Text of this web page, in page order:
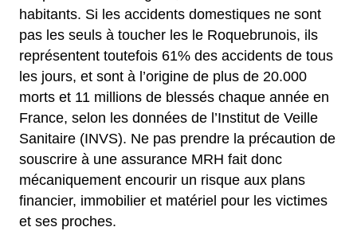
habitants. Si les accidents domestiques ne sont
pas les seuls à toucher les le Roquebrunois, ils
représentent toutefois 61% des accidents de tous
les jours, et sont à l’origine de plus de 20.000
morts et 11 millions de blessés chaque année en
France, selon les données de l’Institut de Veille
Sanitaire (INVS). Ne pas prendre la précaution de
souscrire à une assurance MRH fait donc
mécaniquement encourir un risque aux plans
financier, immobilier et matériel pour les victimes
et ses proches.